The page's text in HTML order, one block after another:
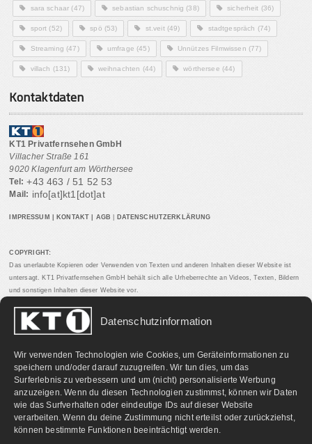
Datenschutzinformation
Wir verwenden Technologien wie Cookies, um Geräteinformationen zu
speichern und/oder darauf zuzugreifen. Wir tun dies, um das
Surferlebnis zu verbessern und um (nicht) personalisierte Werbung
anzuzeigen. Wenn du diesen Technologien zustimmst, können wir Daten
wie das Surfverhalten oder eindeutige IDs auf dieser Website
verarbeiten. Wenn du deine Zustimmung nicht erteilst oder zurückziehst,
können bestimmte Funktionen beeinträchtigt werden.
sara schaar (47) sebastian schuschnig (38) sicherheit (36)
sport (52) spö (53) st.veit(49) stadtgespräch (74)
Streaming (47) umfrage (45) Unnützes Filmwissen (77)
villach (131) weihnachten (44) wörthersee (44)
Kontaktdaten
KT1 Privatfernsehen GmbH
Villacher Straße 161
9020 Klagenfurt am Wörthersee
Tel: +43 463 / 51 52 53
Mail: info[at]kt1[dot]at
IMPRESSUM KONTAKT AGB DATENSCHUTZERKLÄRUNG
COPYRIGHT:
Das unerlaubte Kopieren oder Verwenden von Texten und anderen Inhalten dieser Website ist
untersagt. KT1 Privatfernsehen GmbH behält sich alle Urheberrechte an Videos, Texten, Bildern
und sonstigen Inhalten dieser Website vor.
PARTNERLINKS: